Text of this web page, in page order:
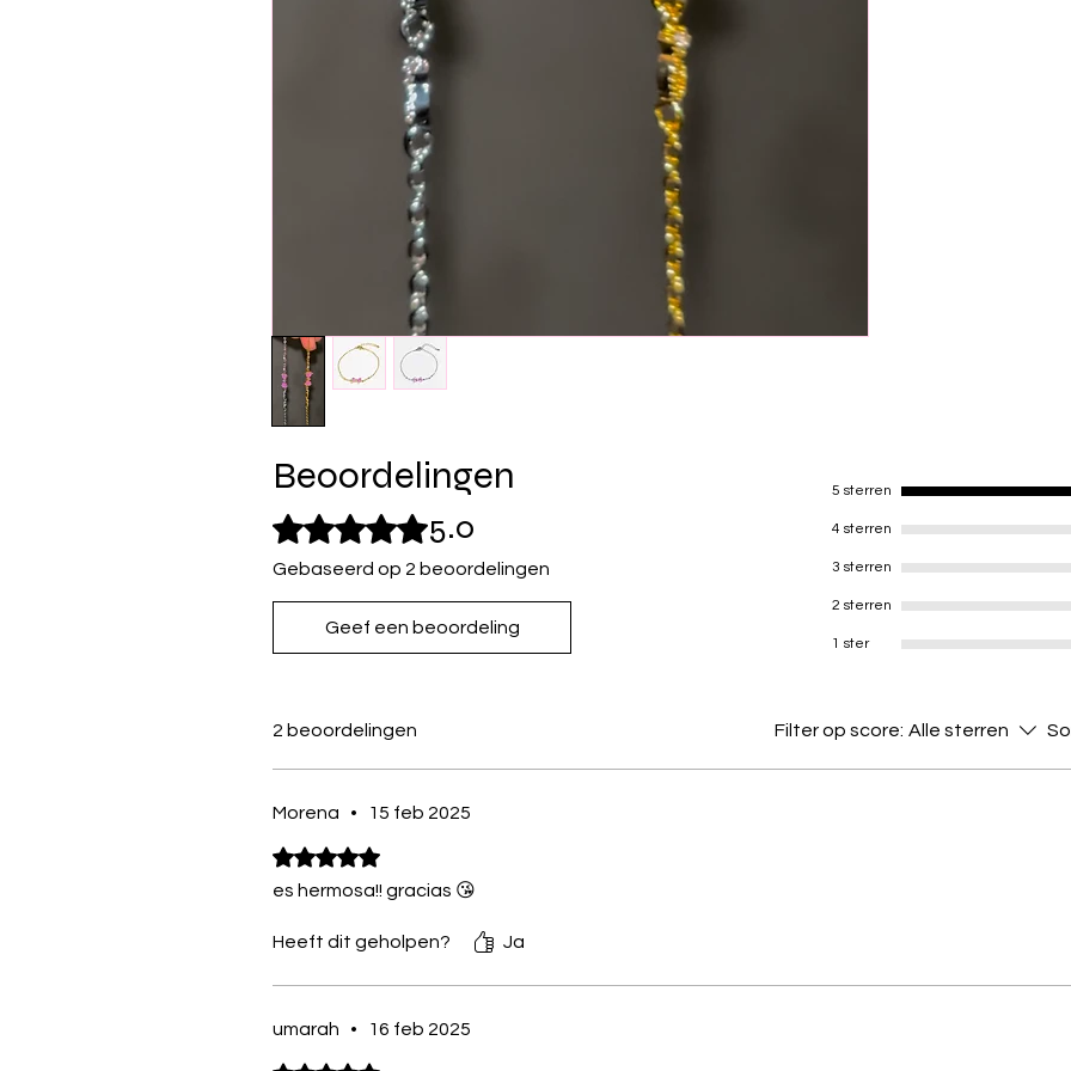
Beoordelingen
Beoordeeld met 5 uit 5 sterren.
5.0
Gebaseerd op 2 beoordelingen
Geef een beoordeling
5 sterren
4 sterren
3 sterren
2 sterren
1 ster
2 beoordelingen Filter op score: Alle sterren
Morena • 15 feb 2025
Beoordeeld met 5 uit 5 sterren.
es hermosa!! gracias 😘
Heeft dit geholpen? Ja
umarah • 16 feb 2025